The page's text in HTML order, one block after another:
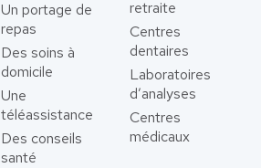
Un portage de
repas
Des soins à
domicile
Une
téléassistance
Des conseils
santé
retraite
Centres
dentaires
Laboratoires
d’analyses
Centres
médicaux